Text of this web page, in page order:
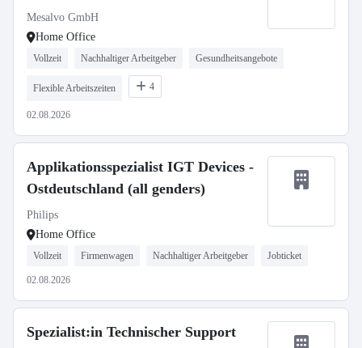
Mesalvo GmbH
Home Office
Vollzeit Nachhaltiger Arbeitgeber Gesundheitsangebote
Flexible Arbeitszeiten 4
02.08.2026
Applikationsspezialist IGT Devices -
Ostdeutschland (all genders)
Philips
Home Office
Vollzeit Firmenwagen Nachhaltiger Arbeitgeber Jobticket
02.08.2026
Spezialist:in Technischer Support